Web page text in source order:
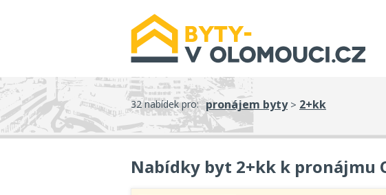
32 nabídek pro: pronájem byty> 2+kk
Nabídky byt 2+kk k pronájmu